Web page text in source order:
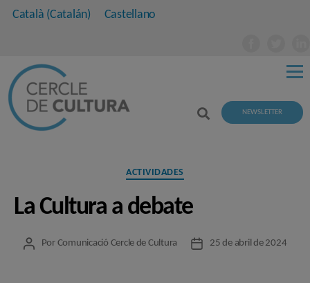
Català (Catalán) Castellano
NEWSLETTER
Categorías
ACTIVIDADES
La Cultura a debate
Autor
Por Comunicació Cercle de Cultura
Fecha25 de abril de 2024